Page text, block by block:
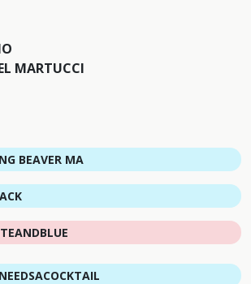
MARTUCCI
BEAVER MA